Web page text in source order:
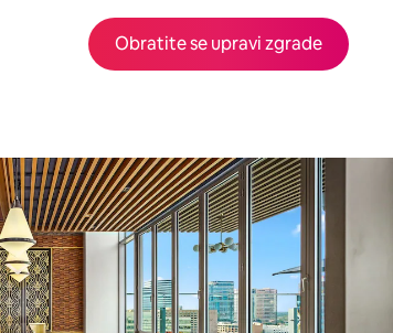
Obratite se upravi zgrade